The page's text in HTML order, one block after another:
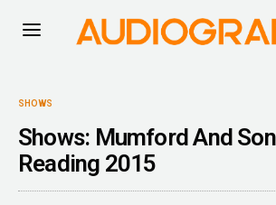
SHOWS
Shows: Mumford And
Reading 2015